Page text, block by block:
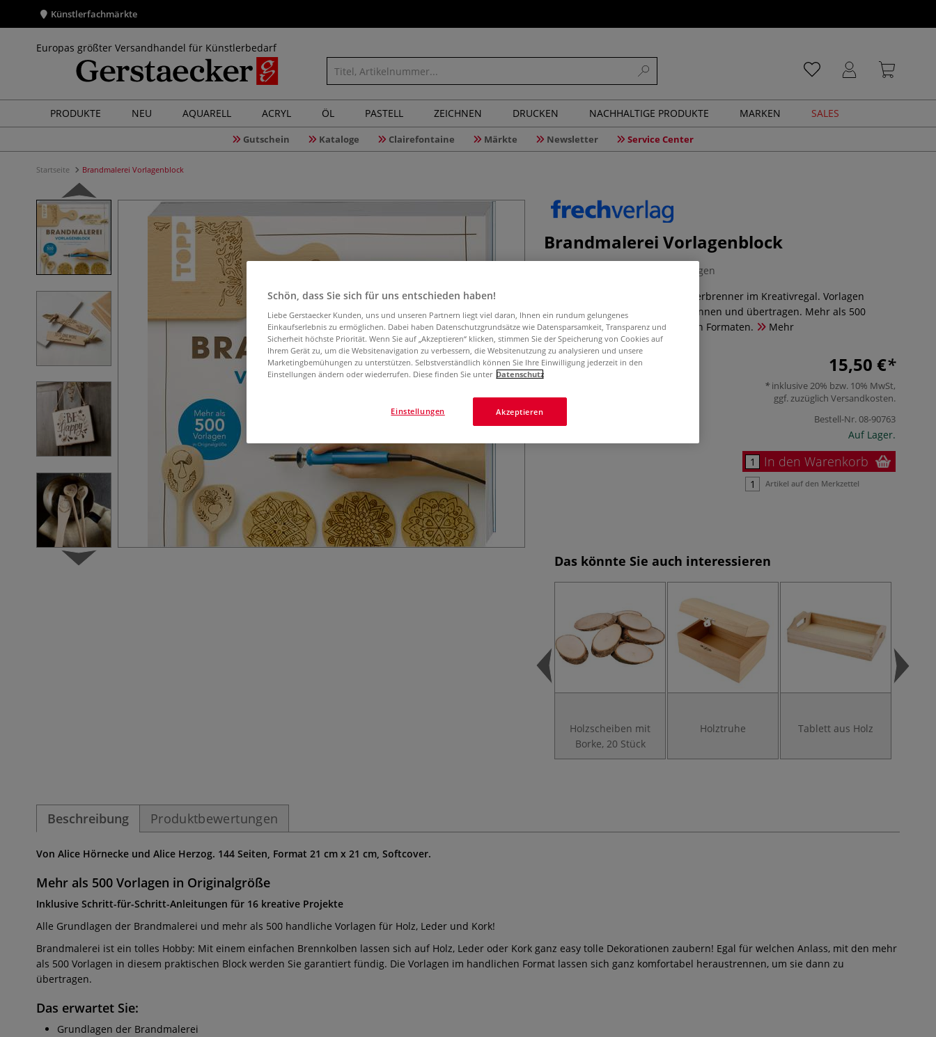
Künstlerfachmärkte
Europas größter Versandhandel für Künstlerbedarf
PRODUKTE NEU AQUARELL ACRYL ÖL PASTELL ZEICHNEN DRUCKEN NACHHALTIGE PRODUKTE MARKEN SALES
Gutschein Kataloge Clairefontaine Märkte Newsletter Service Center
Startseite Brandmalerei Vorlagenblock
Brandmalerei Vorlagenblock
0 Bewertungen
Thema Brandmalerei ist ein Dauerbrenner im Kreativregal. Vorlagen
einfach aus dem Block heraustrennen und übertragen. Mehr als 500
Vorlagen für Motive in handlichen Formaten.
Mehr
15,50 €
inklusive 20% bzw. 10% MwSt,
ggf. zuzüglich Versandkosten.
Bestell-Nr.08-90763
Auf Lager.
In den Warenkorb
Artikel auf den Merkzettel
Das könnte Sie auch interessieren
Holzscheiben mit
Borke, 20 Stück
Holztruhe Tablett aus Holz
Beschreibung Produktbewertungen
Von Alice Hörnecke und Alice Herzog. 144 Seiten, Format 21 cm x 21 cm, Softcover.
Mehr als 500 Vorlagen in Originalgröße
Inklusive Schritt-für-Schritt-Anleitungen für 16 kreative Projekte
Alle Grundlagen der Brandmalerei und mehr als 500 handliche Vorlagen für Holz, Leder und Kork!
Brandmalerei ist ein tolles Hobby: Mit einem einfachen Brennkolben lassen sich auf Holz, Leder oder Kork ganz easy tolle Dekorationen zaubern! Egal für welchen Anlass, mit den mehr
als 500 Vorlagen in diesem praktischen Block werden Sie garantiert fündig. Die Vorlagen im handlichen Format lassen sich ganz komfortabel heraustrennen, um sie dann zu
übertragen.
Das erwartet Sie:
Grundlagen der Brandmalerei
Schön, dass Sie sich für uns entschieden haben!
Liebe Gerstaecker Kunden, uns und unseren Partnern liegt viel daran, Ihnen ein rundum gelungenes
Einkaufserlebnis zu ermöglichen. Dabei haben Datenschutzgrundsätze wie Datensparsamkeit, Transparenz und
Sicherheit höchste Priorität. Wenn Sie auf „Akzeptieren“ klicken, stimmen Sie der Speicherung von Cookies auf
Ihrem Gerät zu, um die Websitenavigation zu verbessern, die Websitenutzung zu analysieren und unsere
Marketingbemühungen zu unterstützen. Selbstverständlich können Sie Ihre Einwilligung jederzeit in den
Einstellungen ändern oder wiederrufen. Diese finden Sie unter Datenschutz
Akzeptieren
Einstellungen